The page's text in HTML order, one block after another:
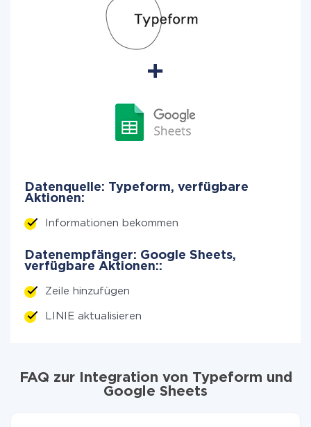
Datenquelle: Typeform, verfügbare
Aktionen:
Informationen bekommen
Datenempfänger: Google Sheets,
verfügbare Aktionen::
Zeile hinzufügen
LINIE aktualisieren
FAQ zur Integration von Typeform und
Google Sheets